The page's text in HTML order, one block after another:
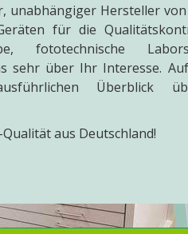
unabhängiger Hersteller
für die
fototechnische
sehr über Ihr Interesse.
Überblick
aus Deutschland!